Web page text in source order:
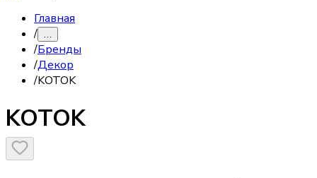
Главная
/ …
/Бренды
/Декор
/KOTOK
KOTOK